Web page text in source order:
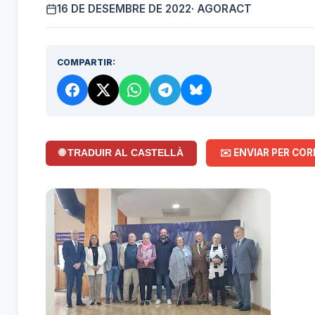
16 DE DESEMBRE DE 2022· AGORACT
COMPARTIR:
🌐 TRADUIR AL CASTELLÀ ✉️ ENVIAR PER